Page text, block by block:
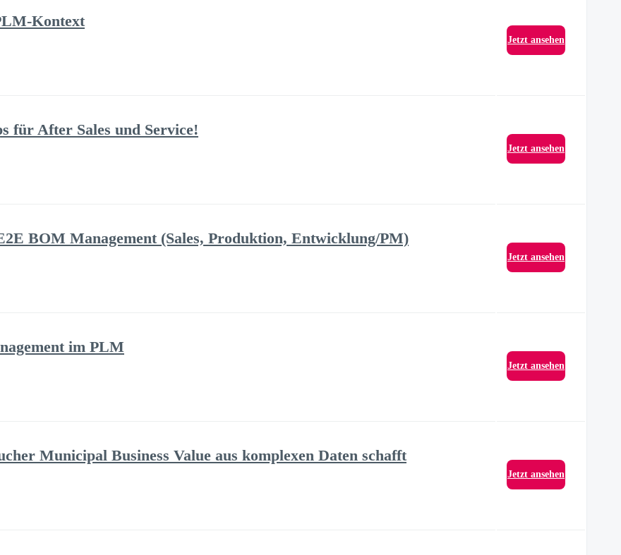
Kontext
Jetzt ansehen
für After Sales und Service!
Jetzt ansehen
BOM Management (Sales, Produktion, Entwicklung/PM)
Jetzt ansehen
im PLM
Jetzt ansehen
Municipal Business Value aus komplexen Daten schafft
Jetzt ansehen